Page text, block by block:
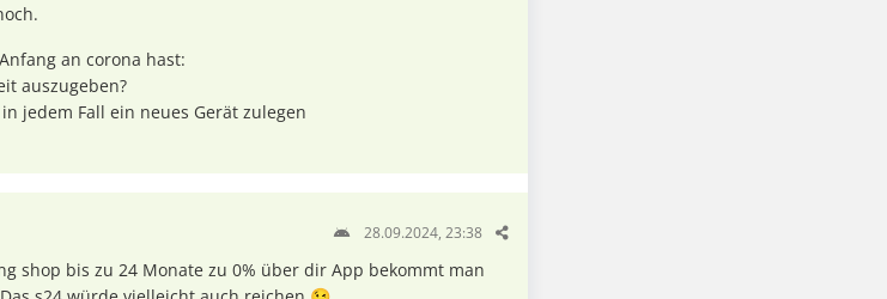
an corona hast:
auszugeben?
jedem Fall ein neues Gerät zulegen
28.09.2024, 23:38
shop bis zu 24 Monate zu 0% über dir App bekommt man